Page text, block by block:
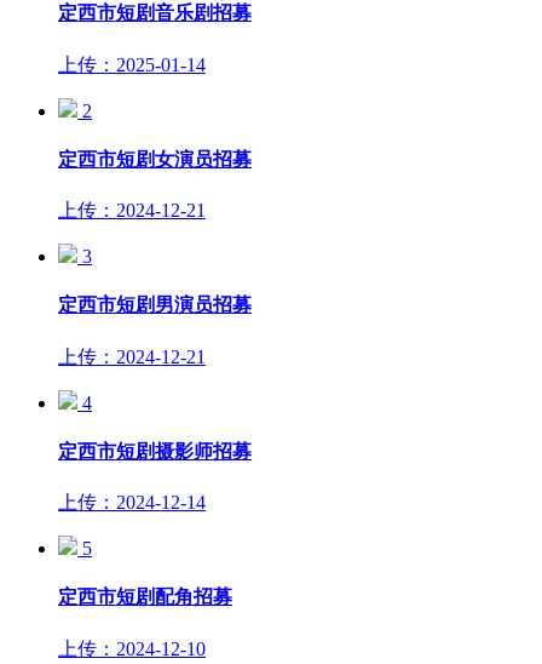
定西市短剧音乐剧招募
上传：2025-01-14
2
定西市短剧女演员招募
上传：2024-12-21
3
定西市短剧男演员招募
上传：2024-12-21
4
定西市短剧摄影师招募
上传：2024-12-14
5
定西市短剧配角招募
上传：2024-12-10